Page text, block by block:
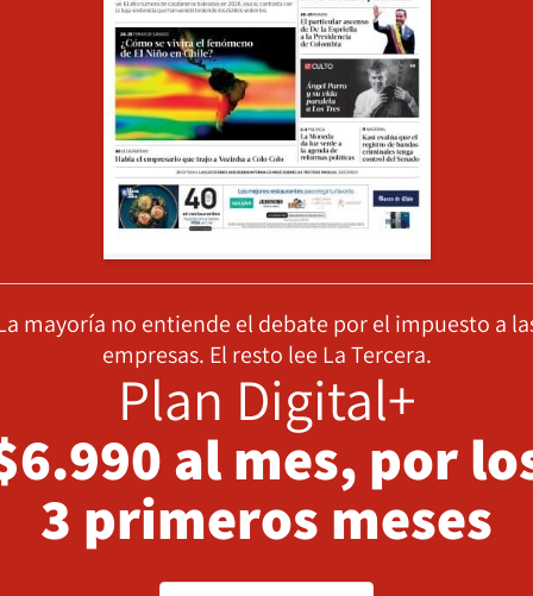
mayoría no entiende el debate por el impuesto a
empresas. El resto lee La Tercera.
Plan Digital+
al mes, por
3 primeros meses